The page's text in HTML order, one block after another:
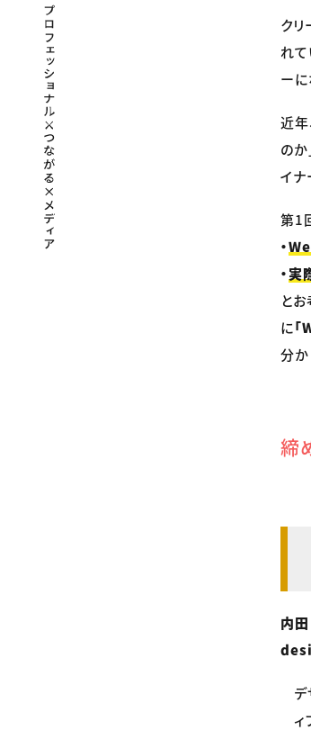
ク
れ
ーに
近年
の
イナ
第1
・
・実
と
に
分か
締
内田
デ